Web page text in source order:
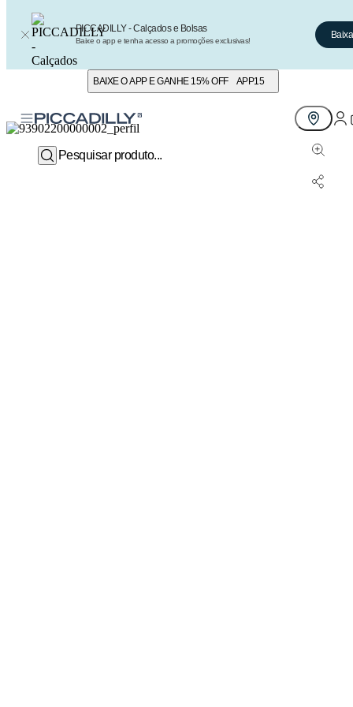
PICCADILLY - Calçados e Bolsas
Baixe o app e tenha acesso a promoções exclusivas!
BAIXE O APP E GANHE 15% OFF APP15